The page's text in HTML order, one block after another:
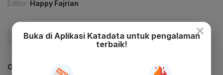
Editor: Happy Fajrian
#SKK Migas
CEK JUGA DATA INI
×
Buka di Aplikasi Katadata untuk pengalaman
terbaik!